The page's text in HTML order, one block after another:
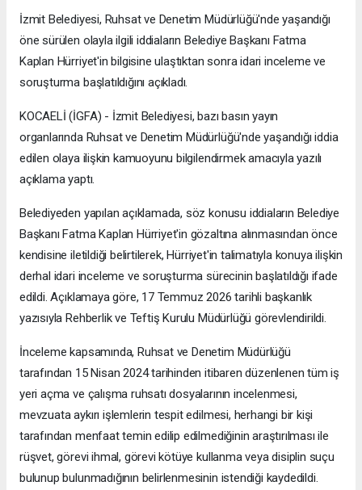
İzmit Belediyesi, Ruhsat ve Denetim Müdürlüğü'nde yaşandığı
öne sürülen olayla ilgili iddiaların Belediye Başkanı Fatma
Kaplan Hürriyet'in bilgisine ulaştıktan sonra idari inceleme ve
soruşturma başlatıldığını açıkladı.
KOCAELİ (İGFA) - İzmit Belediyesi, bazı basın yayın
organlarında Ruhsat ve Denetim Müdürlüğü'nde yaşandığı iddia
edilen olaya ilişkin kamuoyunu bilgilendirmek amacıyla yazılı
açıklama yaptı.
Belediyeden yapılan açıklamada, söz konusu iddiaların Belediye
Başkanı Fatma Kaplan Hürriyet'in gözaltına alınmasından önce
kendisine iletildiği belirtilerek, Hürriyet'in talimatıyla konuya ilişkin
derhal idari inceleme ve soruşturma sürecinin başlatıldığı ifade
edildi. Açıklamaya göre, 17 Temmuz 2026 tarihli başkanlık
yazısıyla Rehberlik ve Teftiş Kurulu Müdürlüğü görevlendirildi.
İnceleme kapsamında, Ruhsat ve Denetim Müdürlüğü
tarafından 15 Nisan 2024 tarihinden itibaren düzenlenen tüm iş
yeri açma ve çalışma ruhsatı dosyalarının incelenmesi,
mevzuata aykırı işlemlerin tespit edilmesi, herhangi bir kişi
tarafından menfaat temin edilip edilmediğinin araştırılması ile
rüşvet, görevi ihmal, görevi kötüye kullanma veya disiplin suçu
bulunup bulunmadığının belirlenmesinin istendiği kaydedildi.